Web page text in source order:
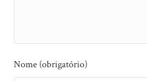
Nome (obrigatório)